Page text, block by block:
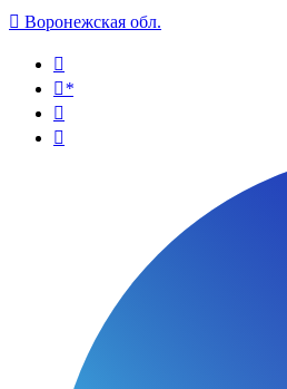
 Воронежская обл.

*

